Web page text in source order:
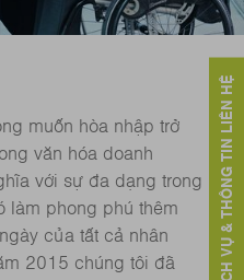
muốn hòa nhập trở
văn hóa doanh
với sự đa dạng trong
làm phong phú thêm
của tất cả nhân
2015 chúng tôi đã
DỊCH VỤ & THÔNG TIN LIÊN HỆ